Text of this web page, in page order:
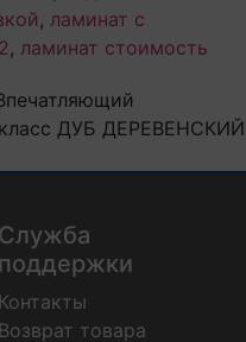
, ламинат с
, ламинат стоимость
класс ДУБ ДЕРЕВЕНСКИЙ
Служба
поддержки
Контакты
Возврат товара